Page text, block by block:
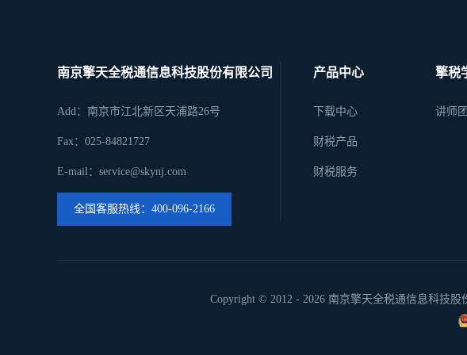
南京擎天全税通信息科技股份有限公司
Add：南京市江北新区天浦路26号
Fax：025-84821727
E-mail：service@skynj.com
全国客服热线：400-096-2166
产品中心
下载中心
财税产品
财税服务
擎税
讲师
Copyright © 2012 - 2026 南京擎天全税通信息科技股